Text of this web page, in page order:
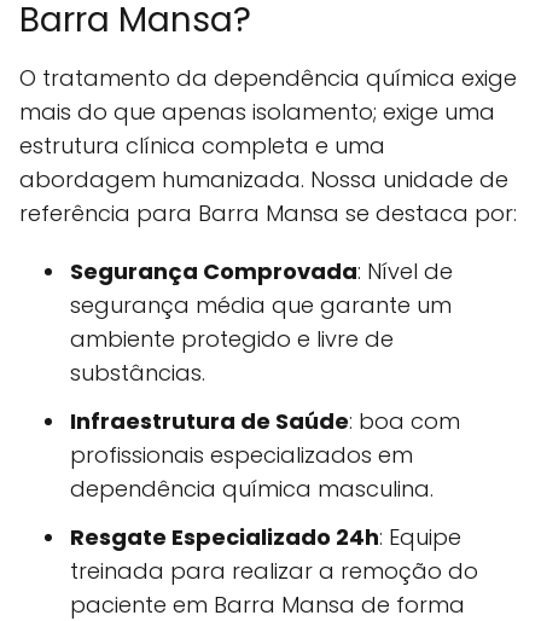
Barra Mansa?
O tratamento da dependência química exige
mais do que apenas isolamento; exige uma
estrutura clínica completa e uma
abordagem humanizada. Nossa unidade de
referência para Barra Mansa se destaca por:
Segurança Comprovada: Nível de
segurança média que garante um
ambiente protegido e livre de
substâncias.
Infraestrutura de Saúde: boa com
profissionais especializados em
dependência química masculina.
Resgate Especializado 24h: Equipe
treinada para realizar a remoção do
paciente em Barra Mansa de forma